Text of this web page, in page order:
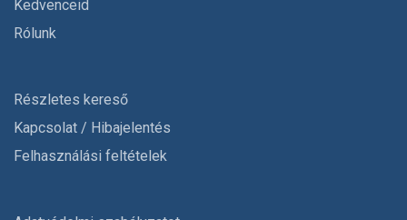
Kedvenceid
Rólunk
Részletes kereső
Kapcsolat / Hibajelentés
Felhasználási feltételek